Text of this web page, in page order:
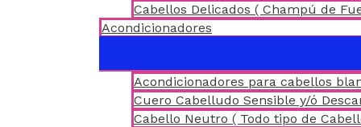
Cabellos Delicados ( Champú de
Acondicionadores
Acondicionadores para cabellos
Cuero Cabelludo Sensible y/ó
Cabello Neutro ( Todo tipo de